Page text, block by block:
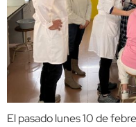
El pasado lunes 10 de